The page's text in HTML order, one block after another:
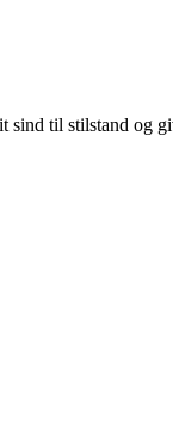
til stilstand og